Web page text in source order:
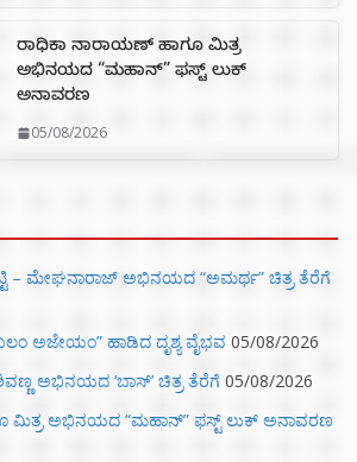
ರಾಧಿಕಾ ನಾರಾಯಣ್ ಹಾಗೂ ಮಿತ್ರ
ಅಭಿನಯದ “ಮಹಾನ್” ಫಸ್ಟ್ ಲುಕ್
ಅನಾವರಣ
05/08/2026
– ಮೇಘನಾರಾಜ್ ಅಭಿನಯದ “ಅಮರ್ಥ” ಚಿತ್ರ ತೆರೆಗೆ
ಅಜೇಯಂ” ಹಾಡಿದ ದೃಶ್ಯ ವೈಭವ 05/08/2026
ಅಭಿನಯದ ‘ಬಾಸ್’ ಚಿತ್ರ ತೆರೆಗೆ 05/08/2026
ಮಿತ್ರ ಅಭಿನಯದ “ಮಹಾನ್” ಫಸ್ಟ್ ಲುಕ್ ಅನಾವರಣ